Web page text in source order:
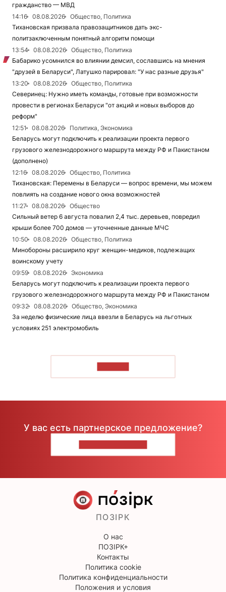
гражданство — МВД
14:16
08.08.2026
Общество, Политика
Тихановская призвала правозащитников дать экс-
политзаключенным понятный алгоритм помощи
13:54
08.08.2026
Общество, Политика
Бабарико усомнился во влиянии демсил, сославшись на мнения
"друзей в Беларуси", Латушко парировал: "У нас разные друзья"
13:20
08.08.2026
Общество, Политика
Северинец: Нужно иметь команды, готовые при возможности
провести в регионах Беларуси "от акций и новых выборов до
реформ"
12:51
08.08.2026
Политика, Экономика
Беларусь могут подключить к реализации проекта первого
грузового железнодорожного маршрута между РФ и Пакистаном
(дополнено)
12:16
08.08.2026
Общество, Политика
Тихановская: Перемены в Беларуси — вопрос времени, мы можем
повлиять на создание нового окна возможностей
11:27
08.08.2026
Общество
Сильный ветер 6 августа повалил 2,4 тыс. деревьев, повредил
крыши более 700 домов — уточненные данные МЧС
10:50
08.08.2026
Общество, Политика
Минобороны расширило круг женщин-медиков, подлежащих
воинскому учету
09:59
08.08.2026
Экономика
Беларусь могут подключить к реализации проекта первого
грузового железнодорожного маршрута между РФ и Пакистаном
09:32
08.08.2026
Общество, Экономика
За неделю физические лица ввезли в Беларусь на льготных
условиях 251 электромобиль
У вас есть партнерское предложение?
ПОЗІРК
О нас
ПОЗІРК+
Контакты
Политика cookie
Политика конфиденциальности
Положения и условия